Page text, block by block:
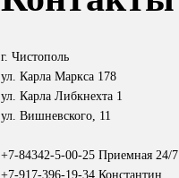
г. Чистополь
ул. Карла Маркса 178
ул. Карла Либкнехта 1
ул. Вишневского, 11
+7-84342-5-00-25 Приемная 24/7
+7-917-396-19-34 Константин